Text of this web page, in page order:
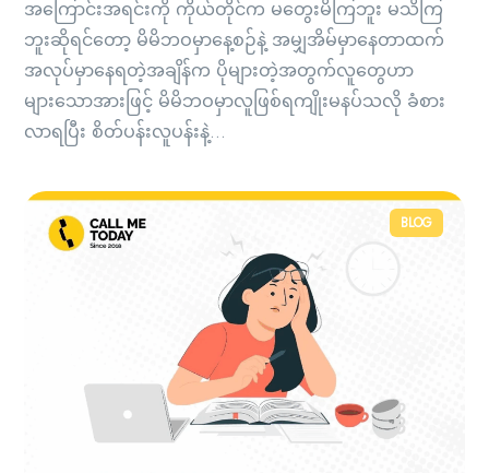
အကြောင်းအရင်းကို ကိုယ်တိုင်က မတွေးမိကြဘူး မသိကြ
ဘူးဆိုရင်တော့ မိမိဘဝမှာနေ့စဉ်နဲ့ အမျှအိမ်မှာနေတာထက်
အလုပ်မှာနေရတဲ့အချိန်က ပိုများတဲ့အတွက်လူတွေဟာ
များသောအားဖြင့် မိမိဘဝမှာလူဖြစ်ရကျိုးမနပ်သလို ခံစား
လာရပြီး စိတ်ပန်းလူပန်းနဲ့...
BLOG